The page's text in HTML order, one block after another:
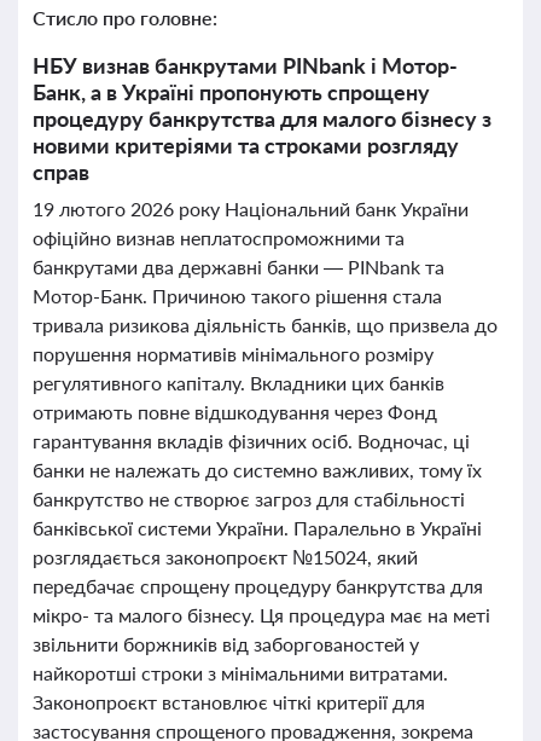
Стисло про головне:
НБУ визнав банкрутами PINbank і Мотор-
Банк, а в Україні пропонують спрощену
процедуру банкрутства для малого бізнесу з
новими критеріями та строками розгляду
справ
19 лютого 2026 року Національний банк України
офіційно визнав неплатоспроможними та
банкрутами два державні банки — PINbank та
Мотор-Банк. Причиною такого рішення стала
тривала ризикова діяльність банків, що призвела до
порушення нормативів мінімального розміру
регулятивного капіталу. Вкладники цих банків
отримають повне відшкодування через Фонд
гарантування вкладів фізичних осіб. Водночас, ці
банки не належать до системно важливих, тому їх
банкрутство не створює загроз для стабільності
банківської системи України. Паралельно в Україні
розглядається законопроєкт №15024, який
передбачає спрощену процедуру банкрутства для
мікро- та малого бізнесу. Ця процедура має на меті
звільнити боржників від заборгованостей у
найкоротші строки з мінімальними витратами.
Законопроєкт встановлює чіткі критерії для
застосування спрощеного провадження, зокрема